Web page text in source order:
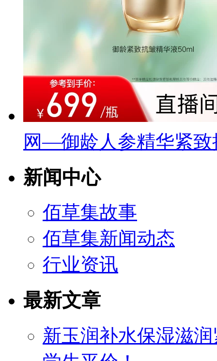
网—御龄人参精华紧
新闻中心
佰草集故事
佰草集新闻动态
行业资讯
最新文章
新玉润补水保湿滋